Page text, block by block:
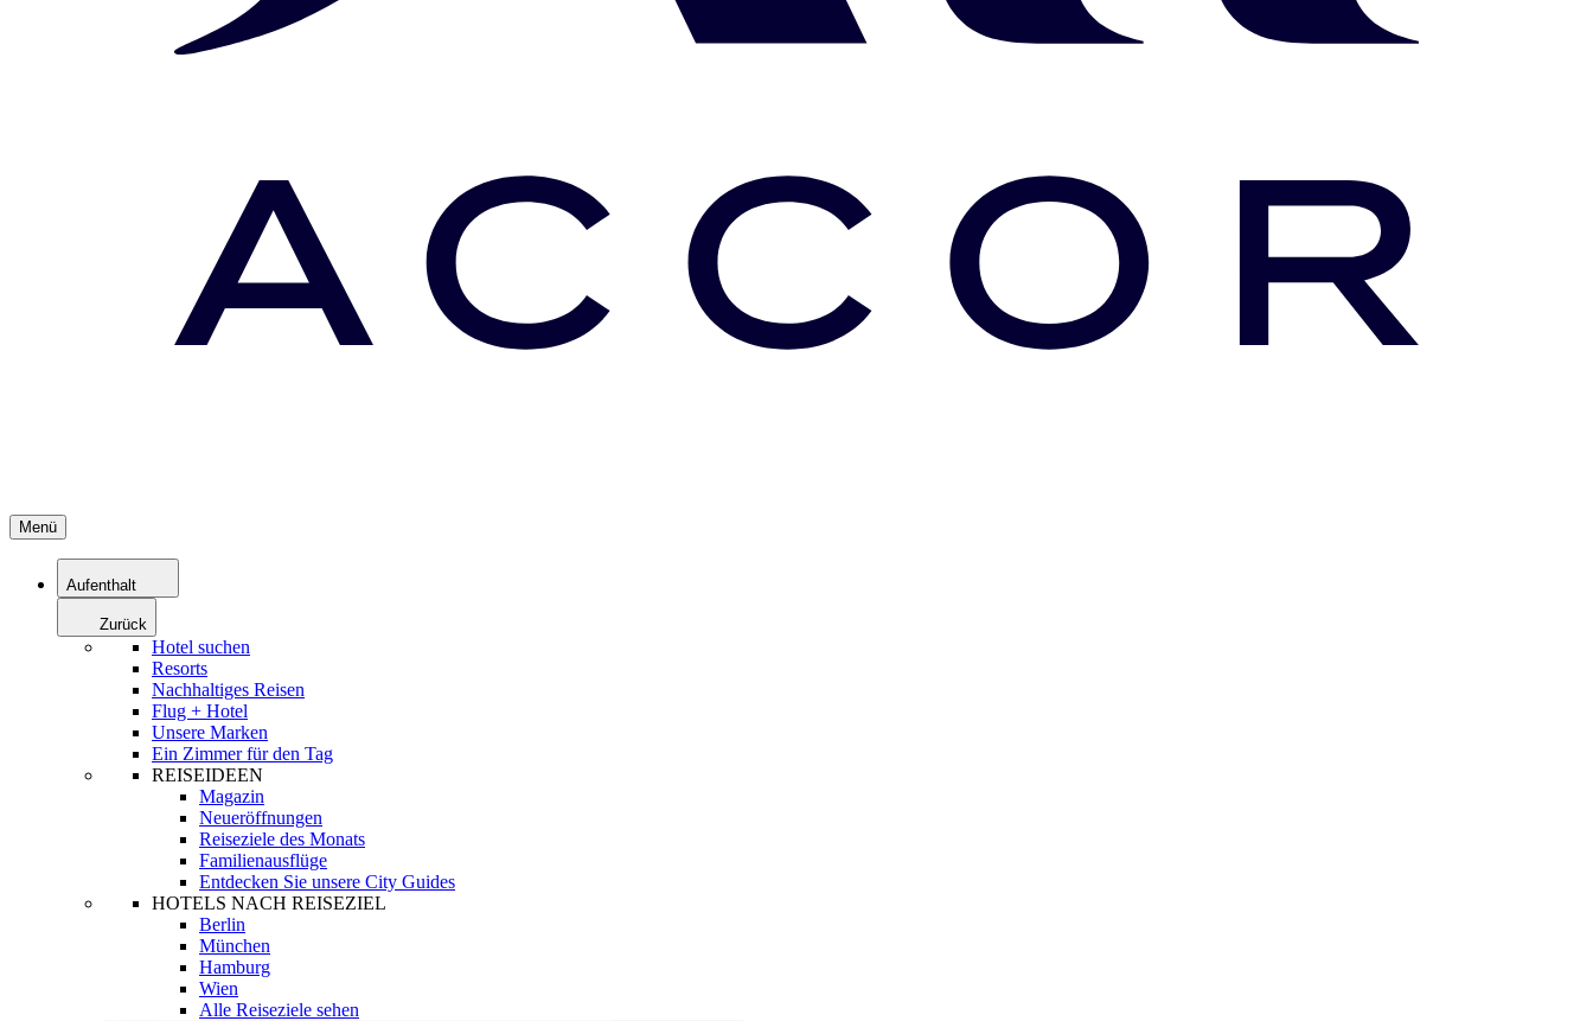
Menü
Aufenthalt
Zurück
Hotel suchen
Resorts
Nachhaltiges Reisen
Flug + Hotel
Unsere Marken
Ein Zimmer für den Tag
REISEIDEEN
Magazin
Neueröffnungen
Reiseziele des Monats
Familienausflüge
Entdecken Sie unsere City Guides
HOTELS NACH REISEZIEL
Berlin
München
Hamburg
Wien
Alle Reiseziele sehen